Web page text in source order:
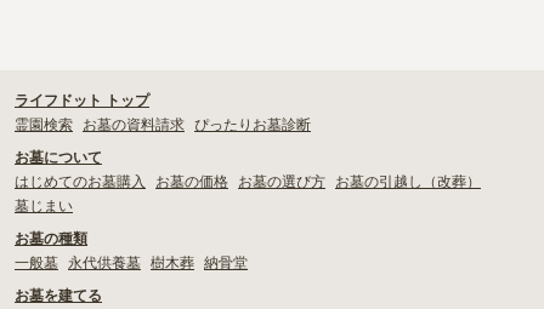
ライフドット トップ
霊園検索
お墓の資料請求 ぴったりお墓診断
お墓について
はじめてのお墓購入
お墓の価格 お墓の選び方
お墓の引越し（改葬）
墓じまい
お墓の種類
一般墓
永代供養墓 樹木葬 納骨堂
お墓を建てる